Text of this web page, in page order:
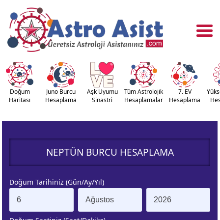
KUZEY AY
DÜĞÜMÜ
Doğum
Haritası
Juno Burcu
Hesaplama
Aşk Uyumu
Sinastri
Tüm Astrolojik
Hesaplamalar
7. EV
Hesaplama
NEPTÜN BURCU HESAPLAMA
Doğum Tarihiniz (Gün/Ay/Yıl)